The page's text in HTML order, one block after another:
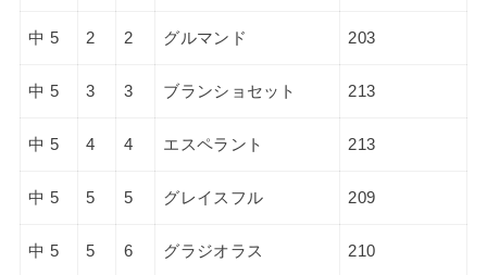
中 5 2 2 グルマンド 203
中 5 3 3 ブランショセット 213
中 5 4 4 エスペラント 213
中 5 5 5 グレイスフル 209
中 5 5 6 グラジオラス 210